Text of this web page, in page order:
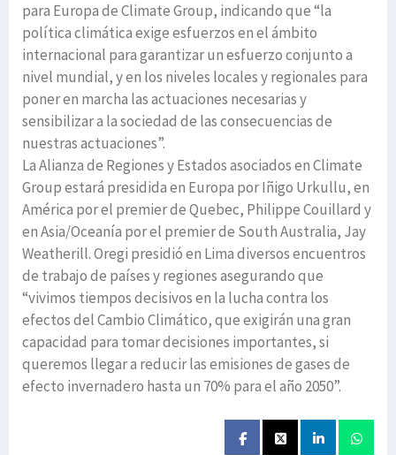
para Europa de Climate Group, indicando que “la
política climática exige esfuerzos en el ámbito
internacional para garantizar un esfuerzo conjunto a
nivel mundial, y en los niveles locales y regionales para
poner en marcha las actuaciones necesarias y
sensibilizar a la sociedad de las consecuencias de
nuestras actuaciones”.
La Alianza de Regiones y Estados asociados en Climate
Group estará presidida en Europa por Iñigo Urkullu, en
América por el premier de Quebec, Philippe Couillard y
en Asia/Oceanía por el premier de South Australia, Jay
Weatherill. Oregi presidió en Lima diversos encuentros
de trabajo de países y regiones asegurando que
“vivimos tiempos decisivos en la lucha contra los
efectos del Cambio Climático, que exigirán una gran
capacidad para tomar decisiones importantes, si
queremos llegar a reducir las emisiones de gases de
efecto invernadero hasta un 70% para el año 2050”.